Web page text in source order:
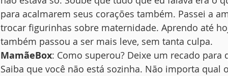
para acalmarem seus corações também. Passei a
trocar figurinhas sobre maternidade. Aprendo até
também passou a ser mais leve, sem tanta culpa.
MamãeBox: Como superou? Deixe um recado para
Saiba que você não está sozinha. Não importa qual